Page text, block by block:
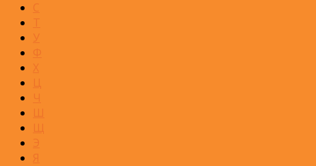
С
Т
У
Ф
Х
Ц
Ч
Ш
Щ
Э
Я